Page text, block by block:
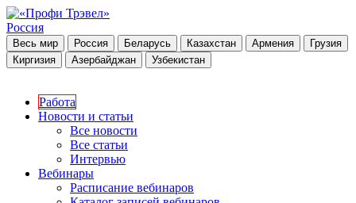
Россия
Весь мир Россия Беларусь Казахстан Армения
Грузия
Киргизия
Азербайджан Узбекистан
Работа
Новости и статьи
Все новости
Все статьи
Интервью
Вебинары
Расписание вебинаров